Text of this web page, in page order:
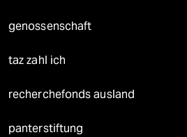
genossenschaft
taz zahl ich
recherchefonds ausland
panterstiftung